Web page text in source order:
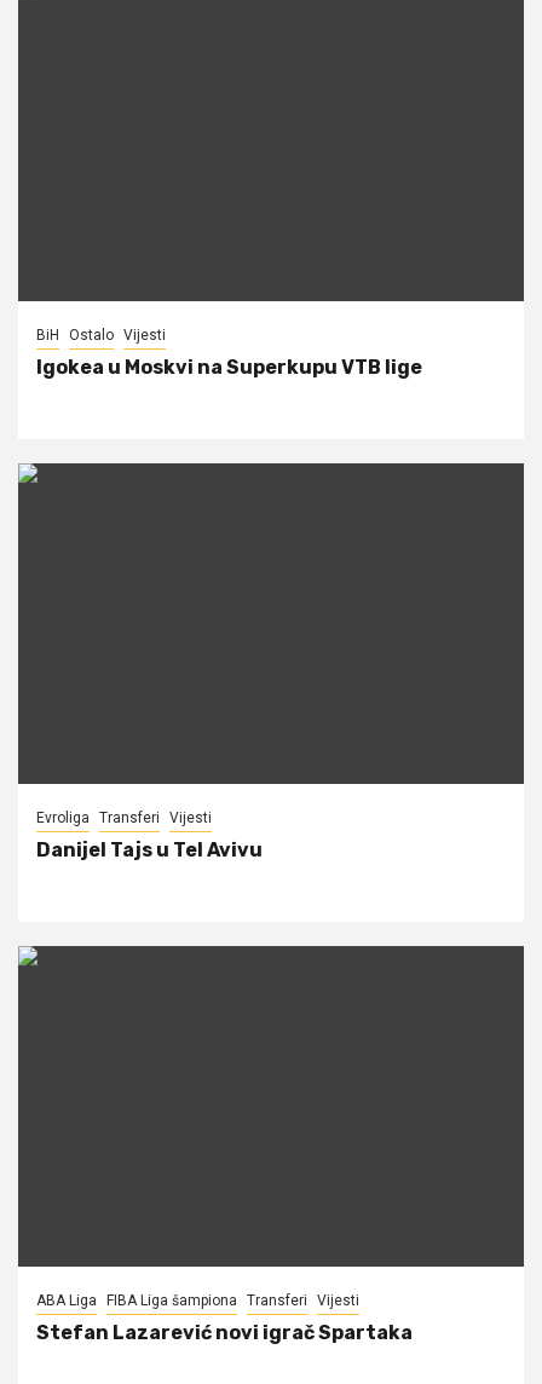
BiH Ostalo Vijesti
Igokea u Moskvi na Superkupu VTB lige
Evroliga Transferi Vijesti
Danijel Tajs u Tel Avivu
ABA Liga FIBA Liga šampiona Transferi Vijesti
Stefan Lazarević novi igrač Spartaka